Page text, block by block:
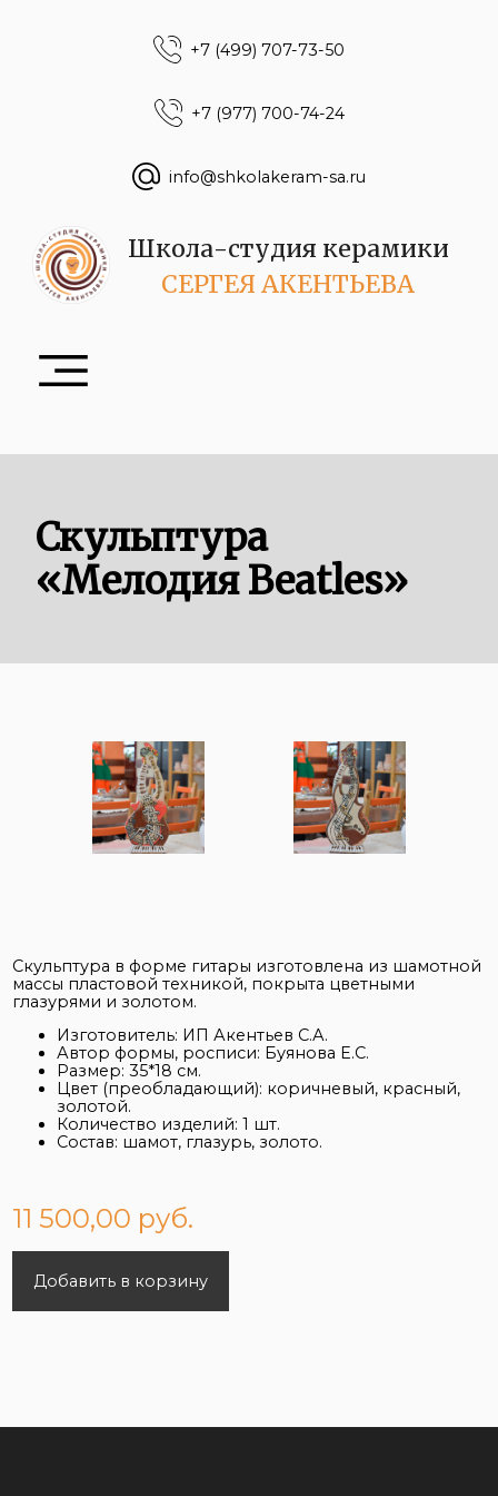
+7 (499) 707-73-50
+7 (977) 700-74-24
info@shkolakeram-sa.ru
Школа-студия керамики
СЕРГЕЯ АКЕНТЬЕВА
Скульптура
«Мелодия Beatles»
Скульптура в форме гитары изготовлена из шамотной
массы пластовой техникой, покрыта цветными
глазурями и золотом.
Изготовитель: ИП Акентьев С.А.
Автор формы, росписи: Буянова Е.С.
Размер: 35*18 см.
Цвет (преобладающий): коричневый, красный,
золотой.
Количество изделий: 1 шт.
Состав: шамот, глазурь, золото.
11 500,00 руб.
Добавить в корзину